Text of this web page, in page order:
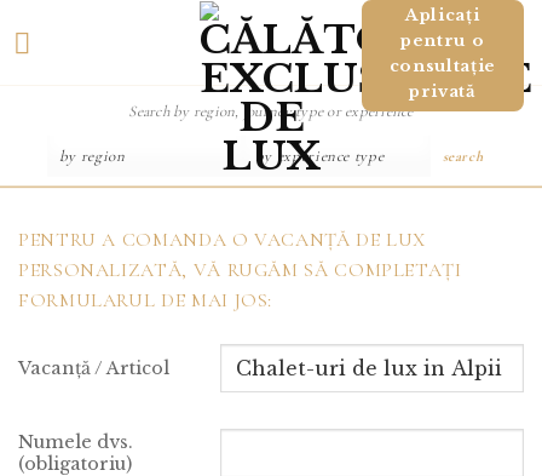
Aplicați
pentru o
consultație
privată
search
PENTRU A COMANDA O VACANȚĂ DE LUX
PERSONALIZATĂ, VĂ RUGĂM SĂ COMPLETAȚI
FORMULARUL DE MAI JOS:
Vacanță / Articol
Numele dvs.
(obligatoriu)